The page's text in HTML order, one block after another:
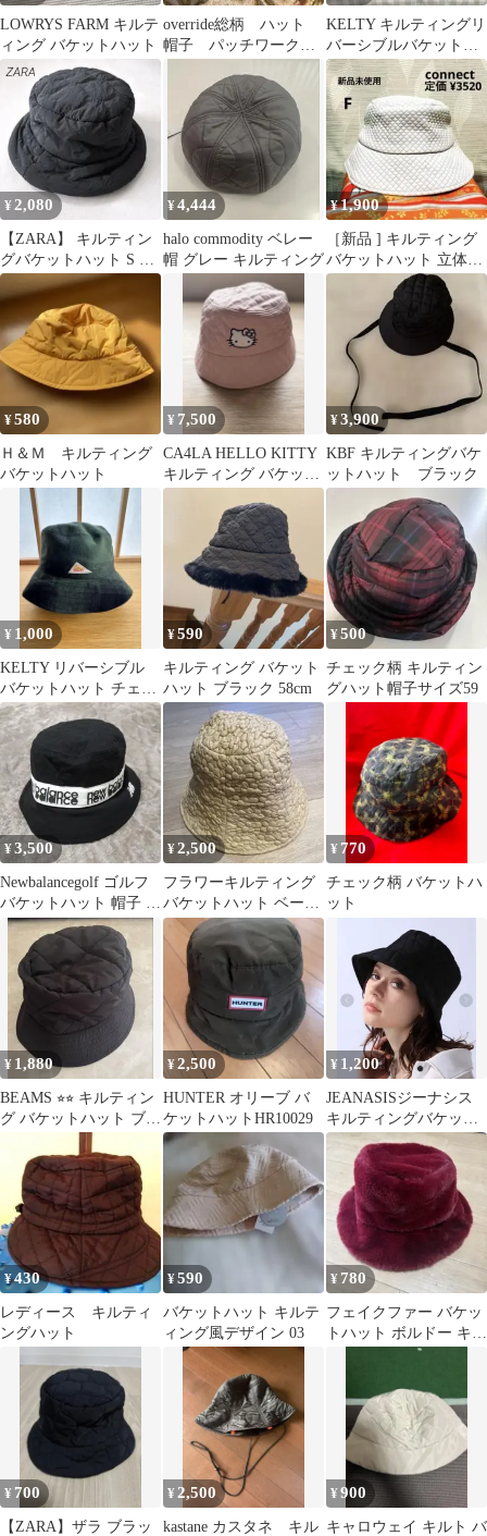
LOWRYS FARM キルテ
ィング バケットハット
override総柄 ハット
帽子 パッチワーク
ハ 古着
KELTY キルティングリ
バーシブルバケットハ
ット
¥2,080
【ZARA】 キルティン
グバケットハット S 黒
カジュアル シンプル
UV対策
¥4,444
halo commodity ベレー
帽 グレー キルティング
¥1,900
［新品 ] キルティング
バケットハット 立体的
なダイヤ柄ステッチ ア
イボリー
¥580
Ｈ＆Ｍ キルティング
バケットハット
¥ 7,500
CA4LA HELLO KITTY
キルティング バケット
ハット
¥3,900
KBF キルティングバケ
ットハット ブラック
¥ 1,000
KELTY リバーシブル
バケットハット チェッ
ク キルティング
¥590
キルティング バケット
ハット ブラック 58cm
¥500
チェック柄 キルティン
グハット帽子サイズ59
¥3,500
Newbalancegolf ゴルフ
バケットハット 帽子 日
除け
¥2,500
フラワーキルティング
バケットハット ベージ
ュ
¥ 770
チェック柄 バケットハ
ット
¥ 1,880
BEAMS ⭐︎⭐︎ キルティン
グ バケットハット ブラ
¥2,500
HUNTER オリーブ バ
ケットハットHR10029
¥ 1,200
JEANASISジーナシス
キルティングバケット
ハットキルティングナ
カワタHAT
¥430
レディース キルティ
ングハット
¥590
バケットハット キルテ
ィング風デザイン 03
¥ 780
フェイクファー バケッ
トハット ボルドー キル
¥ 700
【ZARA】ザラ ブラッ
¥ 2,500
kastane カスタネ キル
¥900
キャロウェイ キルト バ